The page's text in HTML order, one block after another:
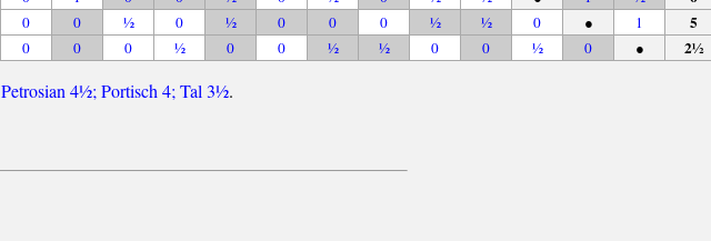
0 0 ½ 0 ½ 0 0 0 ½ ½ 0 ● 1 5
0 0 0 ½ 0 0 ½ ½ 0 0 ½ 0 ● 2½
Petrosian 4½; Portisch 4; Tal 3½.